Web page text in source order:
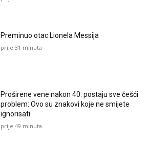
Preminuo otac Lionela Messija
prije 31 minuta
Proširene vene nakon 40. postaju sve češći
problem: Ovo su znakovi koje ne smijete
ignorisati
prije 49 minuta